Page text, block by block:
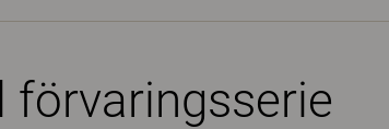
förvaringsserie